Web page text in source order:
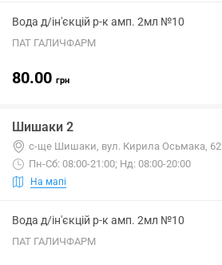
Вода д/ін'єкцій р-к амп. 2мл №10
ПАТ ГАЛИЧФАРМ
80.00 грн
Шишаки 2
с-ще Шишаки, вул. Кирила Осьмака, 62
Пн-Сб: 08:00-21:00; Нд: 08:00-20:00
На мапі
Вода д/ін'єкцій р-к амп. 2мл №10
ПАТ ГАЛИЧФАРМ